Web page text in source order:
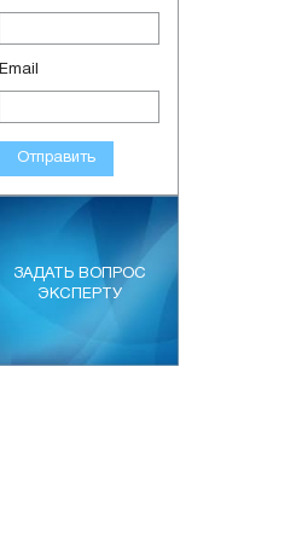
Email
Отправить
ЗАДАТЬ ВОПРОС
ЭКСПЕРТУ